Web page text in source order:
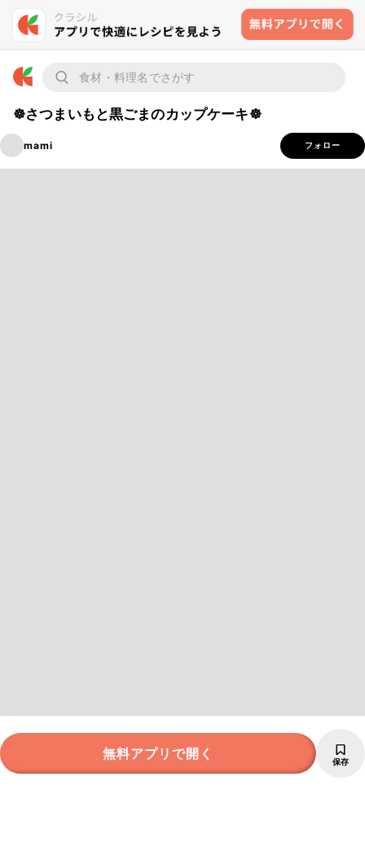
☸さつまいもと黒ごまのカップケーキ☸
mami フォロー
無料アプリで開く 保存